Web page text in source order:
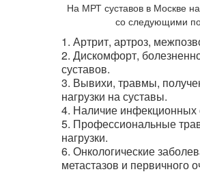
На МРТ суставов в Москве
со следующими
1. Артрит, артроз,
2. Дискомфорт,
суставов.
3. Вывихи, травмы,
нагрузки на суставы.
4. Наличие инфекционных
5. Профессиональные
нагрузки.
6. Онкологические
метастазов и первичного